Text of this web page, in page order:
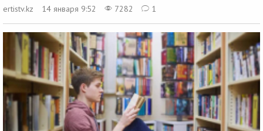
ertistv.kz
14 января 9:52 7282 1